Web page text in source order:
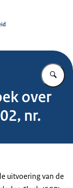
over
nr.
uitvoering van de